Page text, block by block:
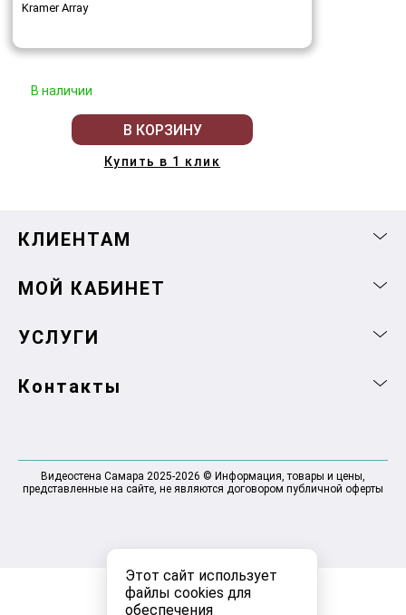
Этот сайт использует
файлы cookies для
обеспечения
Kramer Array
В наличии
В КОРЗИНУ
Купить в 1 клик
КЛИЕНТАМ
МОЙ КАБИНЕТ
УСЛУГИ
Контакты
Видеостена Самара 2025-2026 © Информация, товары и цены,
представленные на сайте, не являются договором публичной оферты